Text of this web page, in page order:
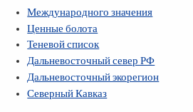
Международного значения
Ценные болота
Теневой список
Дальневосточный север РФ
Дальневосточный экорегион
Северный Кавказ